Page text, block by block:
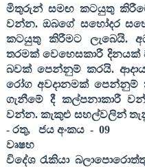
මිතුරුන් සමඟ කටයුතු කිරීමේ
වන්න. ඔබගේ සහෝදර
කටයුතු කිරීමට ලැබෙයි.
තරමක් වෙහෙසකාරී දිනයක්
බවක් පෙන්නුම් කරයි.
රෝග අවදානමක් පෙන්නුම්
ගැනීමේ දී කල්පනාකාරී
වන්න.කැකුළු සහල්වලින්
- රතු, ජය අංකය - 09
වෘෂභ
විදේශ රැකියා